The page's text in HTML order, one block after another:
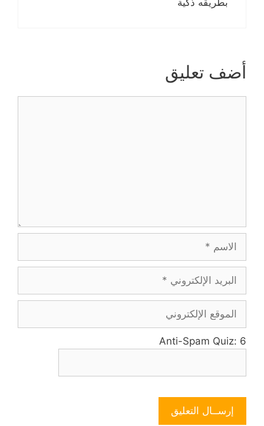
بطريقه ذكية
أضف تعليق
Anti-Spam Quiz: 6